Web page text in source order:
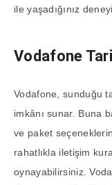
ile yaşadığınız
Vodafone
Vodafone, sunduğu
imkânı sunar. Buna
ve paket
rahatlıkla iletişim
oynayabilirsiniz.